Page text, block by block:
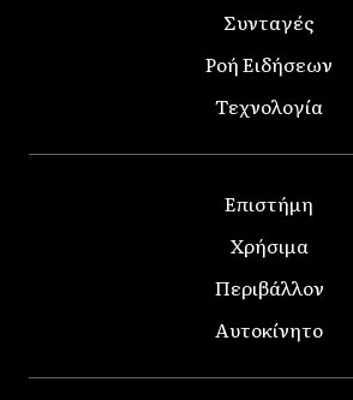
Συνταγές
Ροή Ειδήσεων
Τεχνολογία
Επιστήμη
Χρήσιμα
Περιβάλλον
Αυτοκίνητο